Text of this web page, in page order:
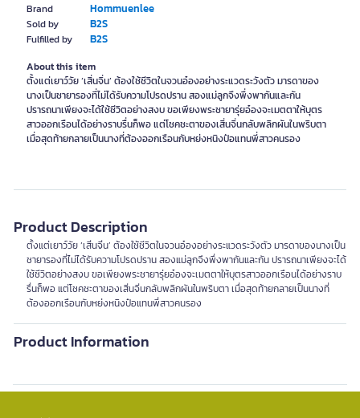
Brand Hommuenlee
Sold by B2S
Fulfilled by B2S
About this item
ตั้งแต่เยาว์วัย ‘เสิ่นจิ่น’ ต้องใช้ชีวิตในจวนอ๋องอย่างระแวดระวังตัว มารดาของ
นางเป็นชายารองที่ไม่ได้รับความโปรดปราน สองแม่ลูกจึงพึ่งพากันและกัน
ปรารถนาเพียงจะได้ใช้ชีวิตอย่างสงบ ขอเพียงพระชายารุ่ยอ๋องจะเมตตาให้บุตร
สาวออกเรือนได้อย่างราบรื่นก็พอ แต่โชคชะตาของเสิ่นจิ่นกลับพลิกผันในพริบตา
เมื่อสุดท้ายกลายเป็นนางที่ต้องออกเรือนกับหย่งหนิงป๋อแทนพี่สาวคนรอง
Product Description
ตั้งแต่เยาว์วัย ‘เสิ่นจิ่น’ ต้องใช้ชีวิตในจวนอ๋องอย่างระแวดระวังตัว มารดาของนางเป็น
ชายารองที่ไม่ได้รับความโปรดปราน สองแม่ลูกจึงพึ่งพากันและกัน ปรารถนาเพียงจะได้
ใช้ชีวิตอย่างสงบ ขอเพียงพระชายารุ่ยอ๋องจะเมตตาให้บุตรสาวออกเรือนได้อย่างราบ
รื่นก็พอ แต่โชคชะตาของเสิ่นจิ่นกลับพลิกผันในพริบตา เมื่อสุดท้ายกลายเป็นนางที่
ต้องออกเรือนกับหย่งหนิงป๋อแทนพี่สาวคนรอง
Product Information